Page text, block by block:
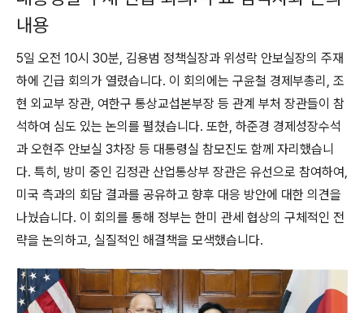
내용
5일 오전 10시 30분, 김용범 정책실장과 위성락 안보실장의 주재
하에 긴급 회의가 열렸습니다. 이 회의에는 구윤철 경제부총리, 조
현 외교부 장관, 여한구 통상교섭본부장 등 관계 부처 장관들이 참
석하여 심도 있는 논의를 펼쳤습니다. 또한, 하준경 경제성장수석
과 오현주 안보실 3차장 등 대통령실 참모진도 함께 자리했습니
다. 특히, 방미 중인 김정관 산업통상부 장관은 유선으로 참여하여,
미국 측과의 회담 결과를 공유하고 향후 대응 방안에 대한 의견을
나눴습니다. 이 회의를 통해 정부는 한미 관세 협상의 구체적인 전
략을 논의하고, 실질적인 해결책을 모색했습니다.